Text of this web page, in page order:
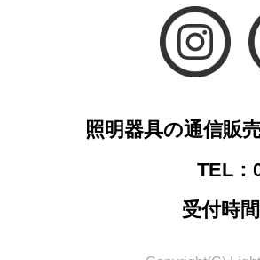
照明器具の通信販
TEL：
受付時